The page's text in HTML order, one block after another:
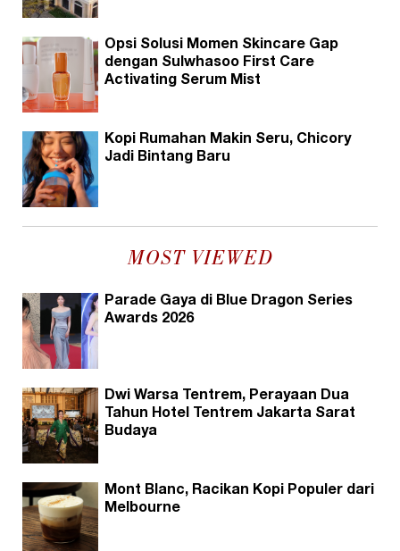
Opsi Solusi Momen Skincare Gap
dengan Sulwhasoo First Care
Activating Serum Mist
Kopi Rumahan Makin Seru, Chicory
Jadi Bintang Baru
MOST VIEWED
Parade Gaya di Blue Dragon Series
Awards 2026
Dwi Warsa Tentrem, Perayaan Dua
Tahun Hotel Tentrem Jakarta Sarat
Budaya
Mont Blanc, Racikan Kopi Populer dari
Melbourne